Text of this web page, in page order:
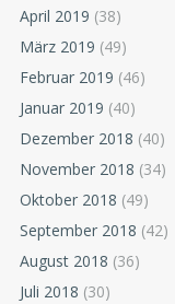
April 2019 (38)
März 2019 (49)
Februar 2019 (46)
Januar 2019 (40)
Dezember 2018 (40)
November 2018 (34)
Oktober 2018 (49)
September 2018 (42)
August 2018 (36)
Juli 2018 (30)